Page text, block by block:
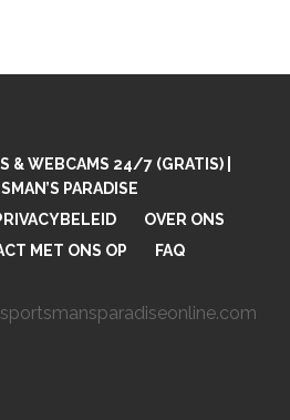
& WEBCAMS 24/7 (GRATIS) |
PARADISE
OVER ONS
MET ONS OP
FAQ